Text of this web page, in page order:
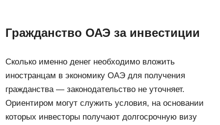
Гражданство ОАЭ за инвестиции
Сколько именно денег необходимо вложить
иностранцам в экономику ОАЭ для получения
гражданства — законодательство не уточняет.
Ориентиром могут служить условия, на основании
которых инвесторы получают долгосрочную визу